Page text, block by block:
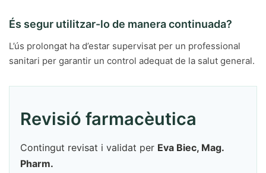
És segur utilitzar-lo de manera continuada?
L’ús prolongat ha d’estar supervisat per un professional
sanitari per garantir un control adequat de la salut general.
Revisió farmacèutica
Contingut revisat i validat per Eva Biec, Mag.
Pharm.